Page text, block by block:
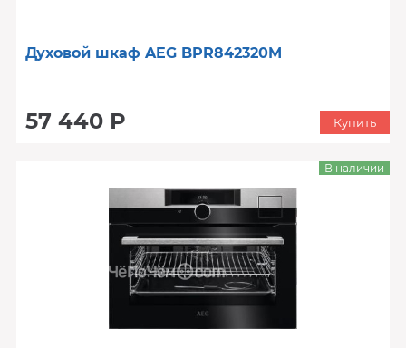
Духовой шкаф AEG BPR842320M
57 440 Р Купить
В наличии